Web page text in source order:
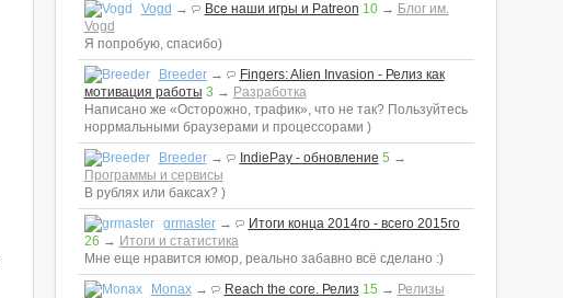
Vogd → Все наши игры и Patreon 10→ Блог им.
Vogd
Я попробую, спасибо)
Breeder→
Fingers: Alien Invasion - Релиз как
мотивация работы 3 → Разработка
Написано же «Осторожно, трафик», что не так? Пользуйтесь
норрмальными браузерами и процессорами )
Breeder→ IndiePay - обновление 5 →
Программы и сервисы
В рублях или баксах? )
grmaster→
Итоги конца 2014го - всего 2015го
26 → Итоги и статистика
Мне еще нравится юмор, реально забавно всё сделано :)
Monax→ Reach the core. Релиз 15 → Релизы